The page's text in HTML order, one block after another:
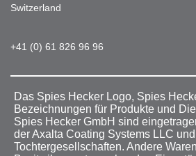
Switzerland
+41 (0) 61 826 96 96
Das Spies Hecker Logo, Spies
Bezeichnungen für Produkte und
Spies Hecker GmbH sind
der Axalta Coating Systems LLC
Tochtergesellschaften. Andere